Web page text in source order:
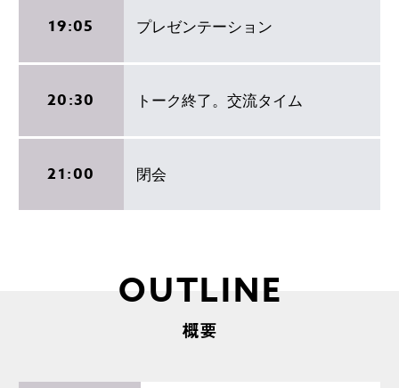
19:05 プレゼンテーション
20:30 トーク終了。交流タイム
21:00 閉会
OUTLINE
概要